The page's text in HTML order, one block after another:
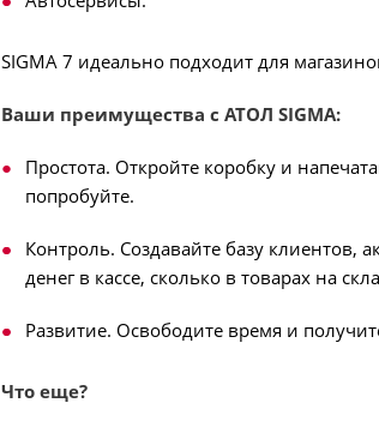
SIGMA 7 идеально подходит для
Ваши преимущества с АТОЛ SIGMA:
Простота. Откройте коробку и
попробуйте.
Контроль. Создавайте базу клиентов,
денег в кассе, сколько в товарах на
Развитие. Освободите время и
Что еще?